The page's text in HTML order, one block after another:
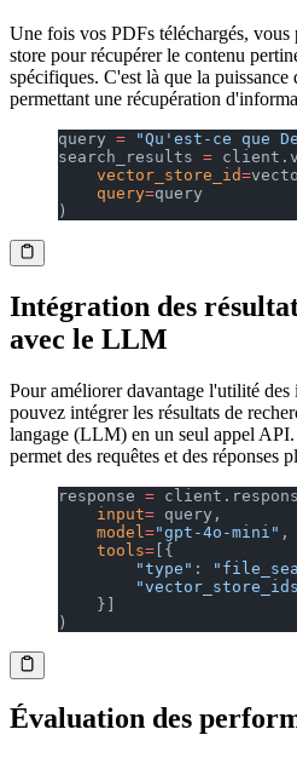
Une fois vos PDFs téléchargés,
store pour récupérer le contenu
spécifiques. C'est là que la
permettant une récupération
query = "Qu'est-ce que
search_results =
    vector_store_id
=
    query
=query
)
Intégration des
avec le LLM
Pour améliorer davantage l'utilité
pouvez intégrer les résultats de
langage (LLM) en un seul appel
permet des requêtes et des réponses
response =
    input
= query,
    model
="gpt-4o-mini" ,
    tools
= [{
        "type"
:
    }]
)
Évaluation des